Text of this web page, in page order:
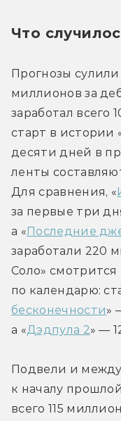
Что
Прогнозы сулили
миллионов за
заработал всего
старт в истории
десяти дней в
ленты
Для сравнения, «
за первые три
а «Последние
заработали 220
Соло» смотрится
по календарю:
бесконечности»
а «Дэдпула 2» —
Подвели и
к началу
всего 115